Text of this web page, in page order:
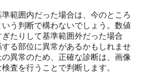
範囲内だった場合は、今のところ
う判断で構わないでしょう。数値
たりして基準範囲外だった場合
る部位に異常があるかもしれませ
異常のため、正確な診断は、画像
査を行うことで判断します。